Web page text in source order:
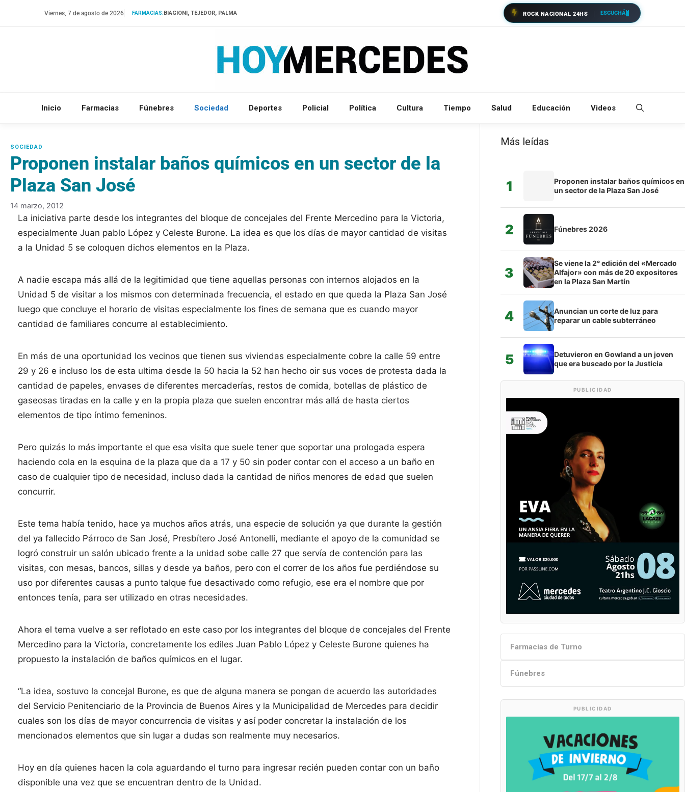
Viernes, 7 de agosto de 2026 FARMACIAS:BIAGIONI, TEJEDOR, PALMA ROCK NACIONAL 24HS ESCUCHÁ
Inicio Farmacias Fúnebres Sociedad Deportes Policial Política Cultura Tiempo Salud Educación Videos
Proponen instalar baños químicos en un sector de la
Plaza San José
14 marzo, 2012
La iniciativa parte desde los integrantes del bloque de concejales del Frente Mercedino para la Victoria,
especialmente Juan pablo López y Celeste Burone. La idea es que los días de mayor cantidad de visitas
a la Unidad 5 se coloquen dichos elementos en la Plaza.
A nadie escapa más allá de la legitimidad que tiene aquellas personas con internos alojados en la
Unidad 5 de visitar a los mismos con determinada frecuencia, el estado en que queda la Plaza San José
luego que concluye el horario de visitas especialmente los fines de semana que es cuando mayor
cantidad de familiares concurre al establecimiento.
En más de una oportunidad los vecinos que tienen sus viviendas especialmente cobre la calle 59 entre
29 y 26 e incluso los de esta ultima desde la 50 hacia la 52 han hecho oir sus voces de protesta dada la
cantidad de papeles, envases de diferentes mercaderías, restos de comida, botellas de plástico de
gaseosas tiradas en la calle y en la propia plaza que suelen encontrar más allá de hasta ciertos
elementos de tipo íntimo femeninos.
Pero quizás lo más importante el que esa visita que suele tener que soportar una prologada espera
haciendo cola en la esquina de la plaza que da a 17 y 50 sin poder contar con el acceso a un baño en
caso de cualquier tipo de necesidad, incluso dada la cantidad de niños menores de edad que suelen
concurrir.
Este tema había tenido, hace ya muchos años atrás, una especie de solución ya que durante la gestión
del ya fallecido Párroco de San José, Presbítero José Antonelli, mediante el apoyo de la comunidad se
logró construir un salón ubicado frente a la unidad sobe calle 27 que servía de contención para las
visitas, con mesas, bancos, sillas y desde ya baños, pero con el correr de los años fue perdiéndose su
uso por diferentes causas a punto talque fue desactivado como refugio, ese era el nombre que por
entonces tenía, para ser utilizado en otras necesidades.
Ahora el tema vuelve a ser reflotado en este caso por los integrantes del bloque de concejales del Frente
Mercedino para la Victoria, concretamente los ediles Juan Pablo López y Celeste Burone quienes ha
propuesto la instalación de baños químicos en el lugar.
“La idea, sostuvo la concejal Burone, es que de alguna manera se pongan de acuerdo las autoridades
del Servicio Penitenciario de la Provincia de Buenos Aires y la Municipalidad de Mercedes para decidir
cuales son los días de mayor concurrencia de visitas y así poder concretar la instalación de los
mencionados elementos que sin lugar a dudas son realmente muy necesarios.
Hoy en día quienes hacen la cola aguardando el turno para ingresar recién pueden contar con un baño
disponible una vez que se encuentran dentro de la Unidad.
Más leídas
1
Proponen instalar baños químicos en
un sector de la Plaza San José
2 Fúnebres 2026
3
Se viene la 2° edición del «Mercado
Alfajor» con más de 20 expositores
en la Plaza San Martín
4
Anuncian un corte de luz para
reparar un cable subterráneo
5
Detuvieron en Gowland a un joven
que era buscado por la Justicia
PUBLICIDAD
Farmacias de Turno
Fúnebres
PUBLICIDAD